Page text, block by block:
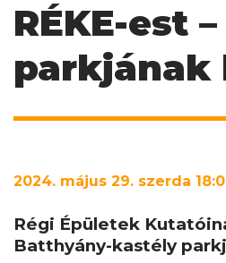
RÉKE-est
parkjának
2024. május 29. szerda
Régi Épületek
Batthyány-kastély